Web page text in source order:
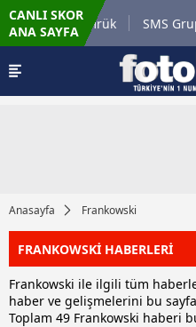
CANLI SKOR
ANA SAYFA
Karagümrük SMS Grup
Anasayfa Frankowski
FRANKOWSKİ HABERLERİ
Frankowski ile ilgili tüm
haber ve gelişmelerini bu
Toplam 49 Frankowski haberi